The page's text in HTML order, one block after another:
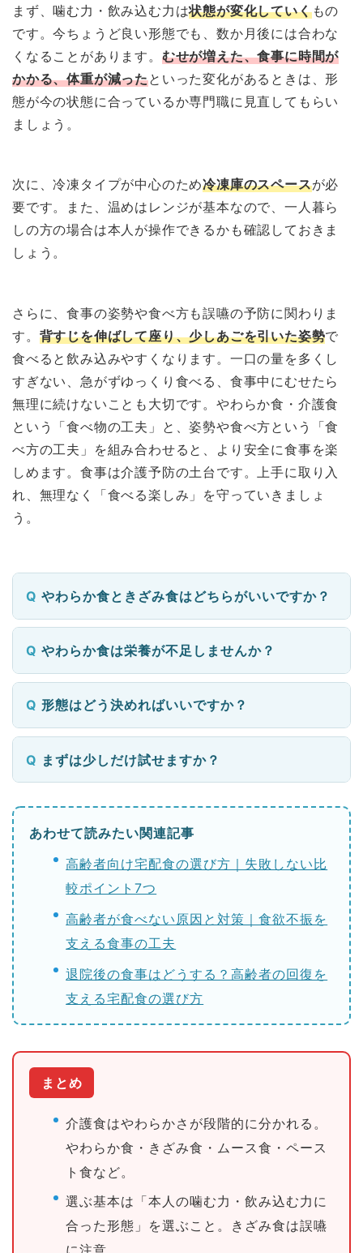
まず、噛む力・飲み込む力は状態が変化していくもの
です。今ちょうど良い形態でも、数か月後には合わな
くなることがあります。 むせが増えた、食事に時間が
かかる、体重が減ったといった変化があるときは、形
態が今の状態に合っているか専門職に見直してもらい
ましょう。
次に、冷凍タイプが中心のため冷凍庫のスペースが必
要です。また、温めはレンジが基本なので、一人暮ら
しの方の場合は本人が操作できるかも確認しておきま
しょう。
さらに、食事の姿勢や食べ方も誤嚥の予防に関わりま
す。 背すじを伸ばして座り、少しあごを引いた姿勢で
食べると飲み込みやすくなります。一口の量を多くし
すぎない、急がずゆっくり食べる、食事中にむせたら
無理に続けないことも大切です。やわらか食・介護食
という「食べ物の工夫」と、姿勢や食べ方という「食
べ方の工夫」を組み合わせると、より安全に食事を楽
しめます。食事は介護予防の土台です。上手に取り入
れ、無理なく「食べる楽しみ」を守っていきましょ
う。
やわらか食ときざみ食はどちらがいいですか？
やわらか食は栄養が不足しませんか？
形態はどう決めればいいですか？
まずは少しだけ試せますか？
あわせて読みたい関連記事
高齢者向け宅配食の選び方｜失敗しない比
較ポイント7つ
高齢者が食べない原因と対策｜食欲不振を
支える食事の工夫
退院後の食事はどうする？高齢者の回復を
支える宅配食の選び方
まとめ
介護食はやわらかさが段階的に分かれる。
やわらか食・きざみ食・ムース食・ペース
ト食など。
選ぶ基本は「本人の噛む力・飲み込む力に
合った形態」を選ぶこと。きざみ食は誤嚥